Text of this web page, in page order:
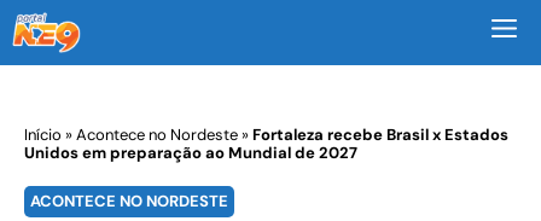
Início »Acontece no Nordeste»Fortaleza recebe Brasil x Estados
Unidos em preparação ao Mundial de 2027
ACONTECE NO NORDESTE